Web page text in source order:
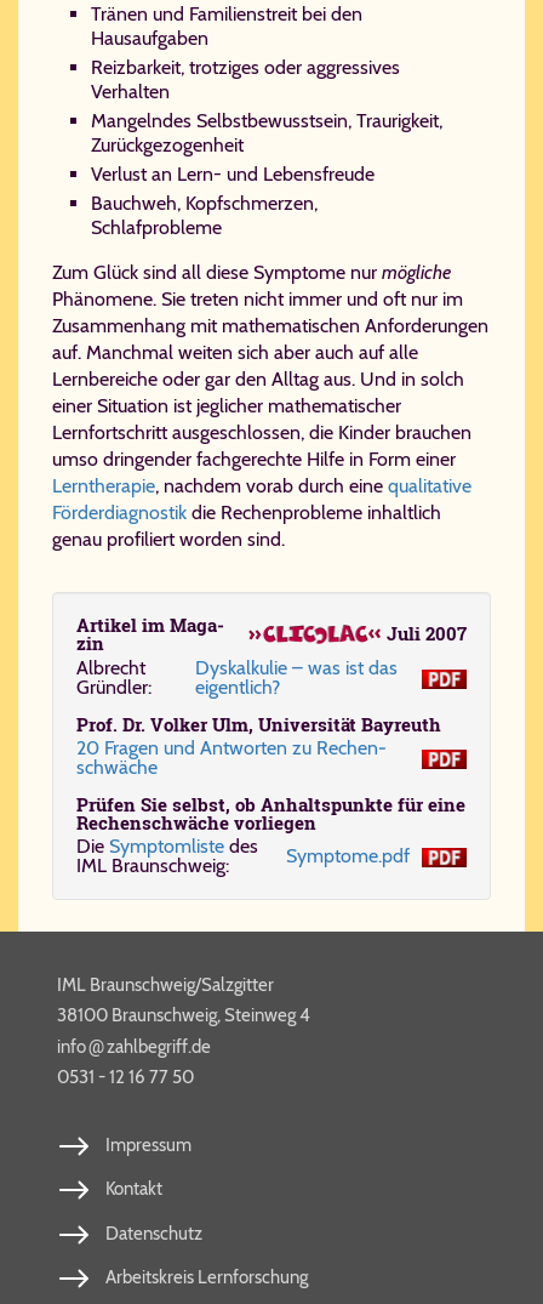
Tränen und Familienstreit bei den
Hausaufgaben
Reizbarkeit, trotziges oder aggressives
Verhalten
Mangelndes Selbstbewusstsein, Traurigkeit,
Zurückgezogenheit
Verlust an Lern- und Lebensfreude
Bauchweh, Kopfschmerzen,
Schlafprobleme
Zum Glück sind all diese Symptome nur mögliche
Phänomene. Sie treten nicht immer und oft nur im
Zusammenhang mit mathematischen Anforderungen
auf. Manchmal weiten sich aber auch auf alle
Lernbereiche oder gar den Alltag aus. Und in solch
einer Situation ist jeglicher mathematischer
Lernfortschritt ausgeschlossen, die Kinder brauchen
umso dringender fachgerechte Hilfe in Form einer
Lerntherapie, nachdem vorab durch eine qualitative
Förderdiagnostik die Rechenprobleme inhaltlich
genau profiliert worden sind.
Ar­ti­kel im Ma­ga­
zin Ju­li 2007
Al­brecht
Gründ­ler:
Dys­kal­ku­lie – was ist das
ei­gent­lich?
Prof. Dr. Vol­ker Ulm, Uni­ver­si­tät Bay­reuth
20 Fra­gen und Ant­wor­ten zu Re­chen­
schwä­che
Prü­fen Sie selbst, ob An­halts­punk­te für ei­ne
Re­chen­schwä­che vor­lie­gen
Die Symptomliste des
IML Braun­schweig:
Symptome.pdf
IML Braunschweig/Salzgitter
38100 Braunschweig, Steinweg 4
info​@zahl​be​griff​.de
0531 - 12 16 77 50
Impressum
Kontakt
Datenschutz
Arbeitskreis Lernforschung